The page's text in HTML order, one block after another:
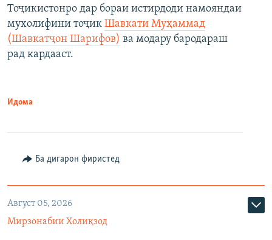
Тоҷикистонро дар бораи истирдоди намояндаи
мухолифини тоҷик Шавкати Муҳаммад
(Шавкатҷон Шарифов) ва модару бародараш
рад кардааст.
Идома
Ба дигарон фиристед
Август 05, 2026
Мирзонабии Холиқзод